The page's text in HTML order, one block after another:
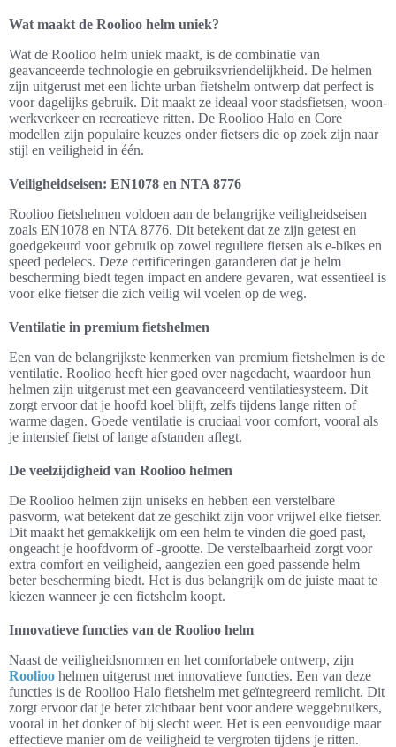
Wat maakt de Roolioo helm uniek?
Wat de Roolioo helm uniek maakt, is de combinatie van
geavanceerde technologie en gebruiksvriendelijkheid. De helmen
zijn uitgerust met een lichte urban fietshelm ontwerp dat perfect is
voor dagelijks gebruik. Dit maakt ze ideaal voor stadsfietsen, woon-
werkverkeer en recreatieve ritten. De Roolioo Halo en Core
modellen zijn populaire keuzes onder fietsers die op zoek zijn naar
stijl en veiligheid in één.
Veiligheidseisen: EN1078 en NTA 8776
Roolioo fietshelmen voldoen aan de belangrijke veiligheidseisen
zoals EN1078 en NTA 8776. Dit betekent dat ze zijn getest en
goedgekeurd voor gebruik op zowel reguliere fietsen als e-bikes en
speed pedelecs. Deze certificeringen garanderen dat je helm
bescherming biedt tegen impact en andere gevaren, wat essentieel is
voor elke fietser die zich veilig wil voelen op de weg.
Ventilatie in premium fietshelmen
Een van de belangrijkste kenmerken van premium fietshelmen is de
ventilatie. Roolioo heeft hier goed over nagedacht, waardoor hun
helmen zijn uitgerust met een geavanceerd ventilatiesysteem. Dit
zorgt ervoor dat je hoofd koel blijft, zelfs tijdens lange ritten of
warme dagen. Goede ventilatie is cruciaal voor comfort, vooral als
je intensief fietst of lange afstanden aflegt.
De veelzijdigheid van Roolioo helmen
De Roolioo helmen zijn uniseks en hebben een verstelbare
pasvorm, wat betekent dat ze geschikt zijn voor vrijwel elke fietser.
Dit maakt het gemakkelijk om een helm te vinden die goed past,
ongeacht je hoofdvorm of -grootte. De verstelbaarheid zorgt voor
extra comfort en veiligheid, aangezien een goed passende helm
beter bescherming biedt. Het is dus belangrijk om de juiste maat te
kiezen wanneer je een fietshelm koopt.
Innovatieve functies van de Roolioo helm
Naast de veiligheidsnormen en het comfortabele ontwerp, zijn
Roolioo helmen uitgerust met innovatieve functies. Een van deze
functies is de Roolioo Halo fietshelm met geïntegreerd remlicht. Dit
zorgt ervoor dat je beter zichtbaar bent voor andere weggebruikers,
vooral in het donker of bij slecht weer. Het is een eenvoudige maar
effectieve manier om de veiligheid te vergroten tijdens je ritten.